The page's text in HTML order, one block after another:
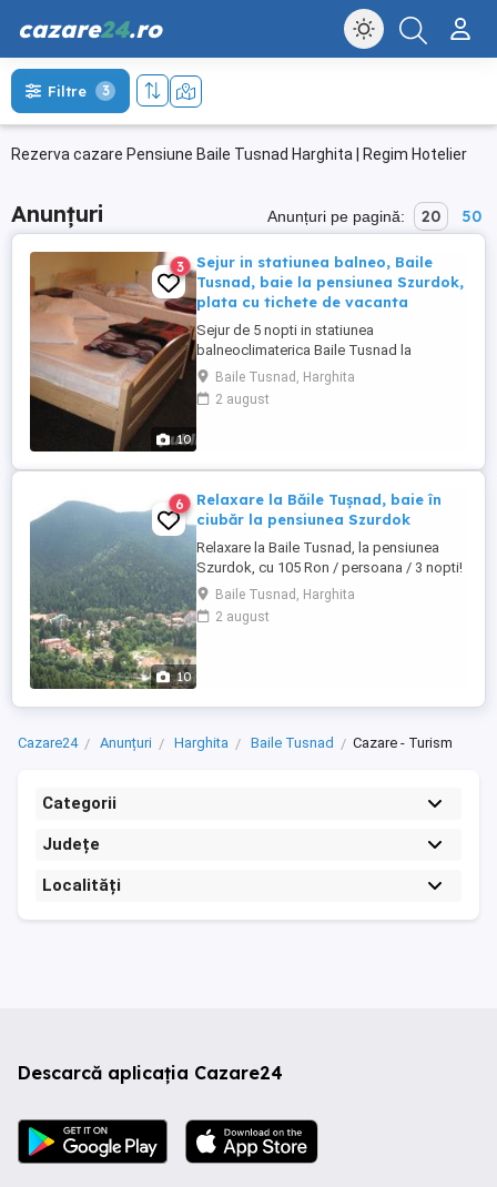
cazare24.ro
Rezerva cazare Pensiune Baile Tusnad Harghita | Regim Hotelier
Filtre 3
Anunțuri Anunțuri pe pagină: 20 50
10
3
Sejur in statiunea balneo, Baile
Tusnad, baie la pensiunea Szurdok,
plata cu tichete de vacanta
Sejur de 5 nopti in statiunea
balneoclimaterica Baile Tusnad la
pensiunea Szurdok, la 175 Ron /
persoană. Cazarea puteți plăti cu tichete
de vacanță! De astăzi puteți face baie în
Tusnad, unde putem oferi cazare si sala ...
Baile Tusnad, Harghita
2 august
10
6
Relaxare la Băile Tuşnad, baie în
ciubăr la pensiunea Szurdok
Relaxare la Baile Tusnad, la pensiunea
Szurdok, cu 105 Ron / persoana / 3 nopti!
Cazarea puteți plăti cu tichete de vacanță!
De astăzi puteți face baie în ciubărul
instalat în curtea pensiunii. Situată la 200
Baile Tusnad, Harghita
2 august
Cazare24 Anunțuri Harghita Baile Tusnad Cazare - Turism
Categorii
Județe
Localități
Descarcă aplicația Cazare24